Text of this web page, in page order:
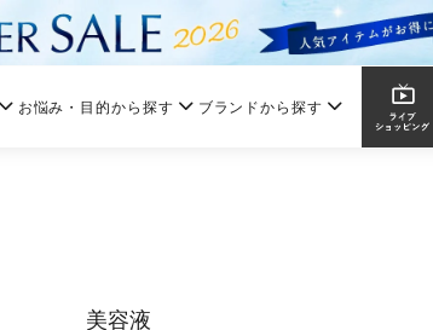
お悩み・目的から探す ブランドから探す
美容液